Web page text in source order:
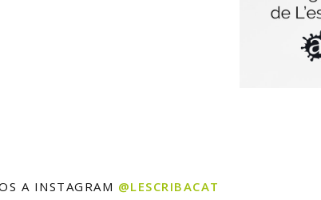
A INSTAGRAM @LESCRIBACAT